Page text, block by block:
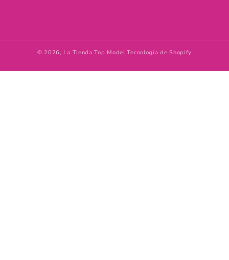
© 2026, La Tienda Top Model Tecnología de Shopify